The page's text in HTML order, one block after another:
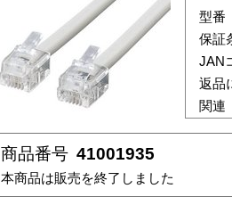
型番
保証
JAN
返品
関連
商品番号 41001935
本商品は販売を終了しました